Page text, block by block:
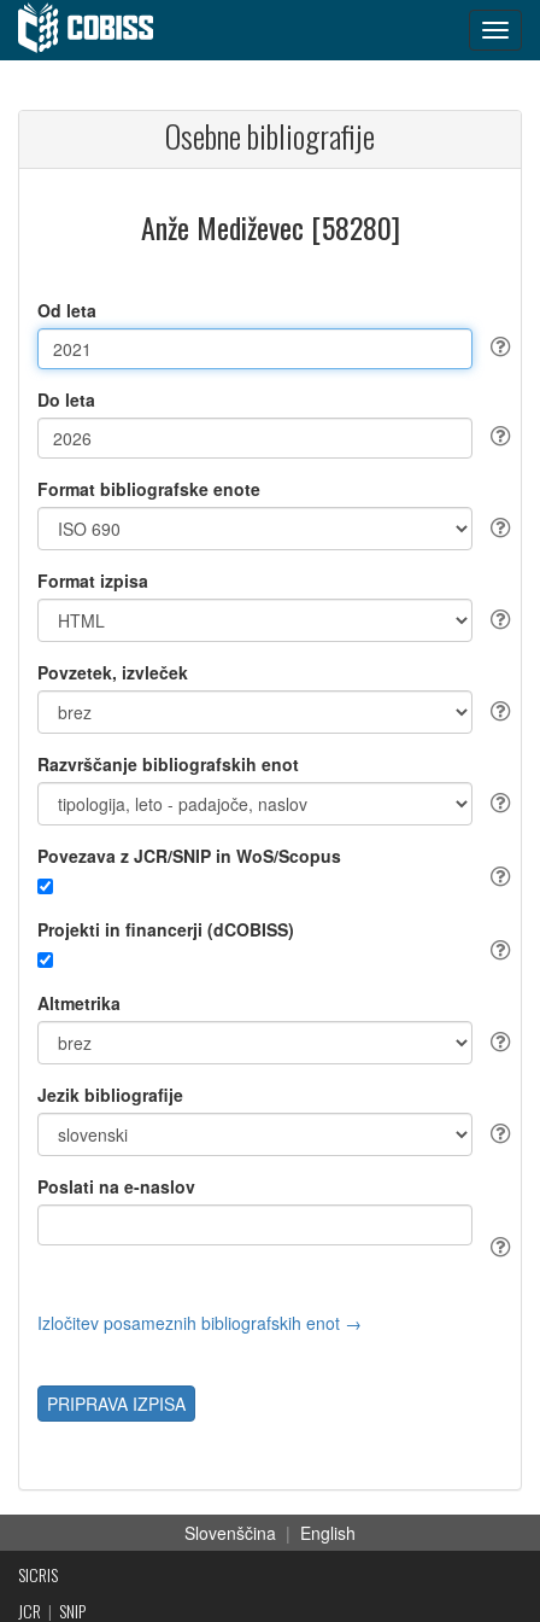
Osebne bibliografije
Anže Mediževec [58280]
Od leta
Do leta
Format bibliografske enote
Format izpisa
Povzetek, izvleček
Razvrščanje bibliografskih enot
Povezava z JCR/SNIP in WoS/Scopus
Projekti in financerji (dCOBISS)
Altmetrika
Jezik bibliografije
Poslati na e-naslov
Izločitev posameznih bibliografskih enot →
PRIPRAVA IZPISA
Slovenščina | English
SICRIS
JCR | SNIP